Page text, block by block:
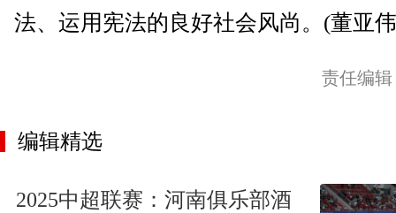
法、运用宪法的良好社会风尚。(董亚
责任编
编辑精选
2025中超联赛：河南俱乐部酒